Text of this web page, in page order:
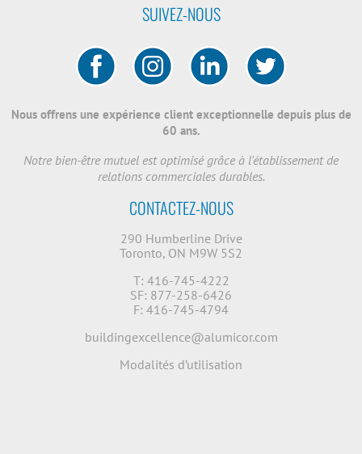
SUIVEZ-NOUS
Nous offrens une expérience client exceptionnelle depuis plus de
60 ans.
Notre bien-être mutuel est optimisé grâce à l'établissement de
relations commerciales durables.
CONTACTEZ-NOUS
290 Humberline Drive
Toronto, ON M9W 5S2
T: 416-745-4222
SF: 877-258-6426
F: 416-745-4794
buildingexcellence@alumicor.com
Modalités d’utilisation